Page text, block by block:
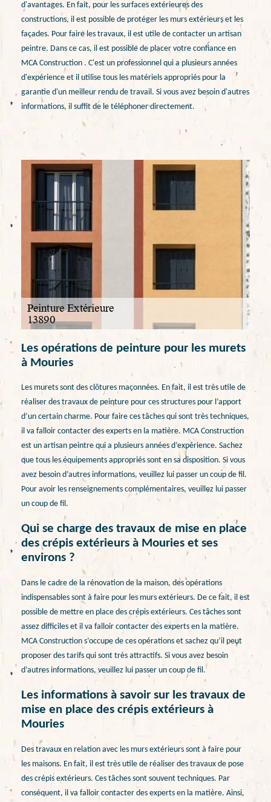
d'avantages. En fait, pour les surfaces extérieures des
constructions, il est possible de protéger les murs extérieurs et les
façades. Pour faire les travaux, il est utile de contacter un artisan
peintre. Dans ce cas, il est possible de placer votre confiance en
MCA Construction . C'est un professionnel qui a plusieurs années
d'expérience et il utilise tous les matériels appropriés pour la
garantie d'un meilleur rendu de travail. Si vous avez besoin d'autres
informations, il suffit de le téléphoner directement.
Les opérations de peinture pour les murets
à Mouries
Les murets sont des clôtures maçonnées. En fait, il est très utile de
réaliser des travaux de peinture pour ces structures pour l’apport
d’un certain charme. Pour faire ces tâches qui sont très techniques,
il va falloir contacter des experts en la matière. MCA Construction
est un artisan peintre qui a plusieurs années d’expérience. Sachez
que tous les équipements appropriés sont en sa disposition. Si vous
avez besoin d’autres informations, veuillez lui passer un coup de fil.
Pour avoir les renseignements complémentaires, veuillez lui passer
un coup de fil.
Qui se charge des travaux de mise en place
des crépis extérieurs à Mouries et ses
environs ?
Dans le cadre de la rénovation de la maison, des opérations
indispensables sont à faire pour les murs extérieurs. De ce fait, il est
possible de mettre en place des crépis extérieurs. Ces tâches sont
assez difficiles et il va falloir contacter des experts en la matière.
MCA Construction s’occupe de ces opérations et sachez qu’il peut
proposer des tarifs qui sont très attractifs. Si vous avez besoin
d’autres informations, veuillez lui passer un coup de fil.
Les informations à savoir sur les travaux de
mise en place des crépis extérieurs à
Mouries
Des travaux en relation avec les murs extérieurs sont à faire pour
les maisons. En fait, il est très utile de réaliser des travaux de pose
des crépis extérieurs. Ces tâches sont souvent techniques. Par
conséquent, il va falloir contacter des experts en la matière. Ainsi,